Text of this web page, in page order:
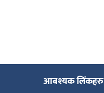
आबश्यक लिंकहरु